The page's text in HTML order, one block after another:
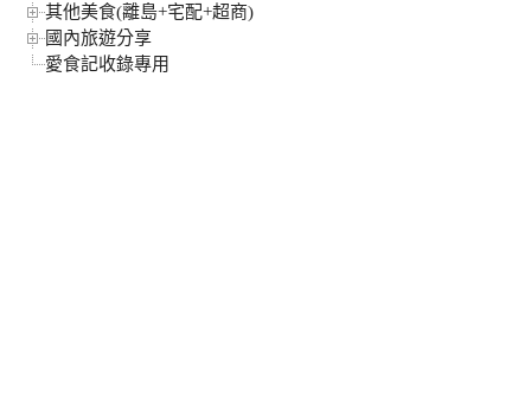
其他美食(離島+宅配+超商)
國內旅遊分享
愛食記收錄專用